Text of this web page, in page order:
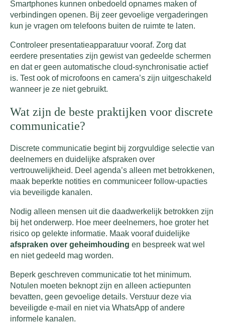
Smartphones kunnen onbedoeld opnames maken of
verbindingen openen. Bij zeer gevoelige vergaderingen
kun je vragen om telefoons buiten de ruimte te laten.
Controleer presentatieapparatuur vooraf. Zorg dat
eerdere presentaties zijn gewist van gedeelde schermen
en dat er geen automatische cloud-synchronisatie actief
is. Test ook of microfoons en camera’s zijn uitgeschakeld
wanneer je ze niet gebruikt.
Wat zijn de beste praktijken voor discrete
communicatie?
Discrete communicatie begint bij zorgvuldige selectie van
deelnemers en duidelijke afspraken over
vertrouwelijkheid. Deel agenda’s alleen met betrokkenen,
maak beperkte notities en communiceer follow-upacties
via beveiligde kanalen.
Nodig alleen mensen uit die daadwerkelijk betrokken zijn
bij het onderwerp. Hoe meer deelnemers, hoe groter het
risico op gelekte informatie. Maak vooraf duidelijke
afspraken over geheimhouding en bespreek wat wel
en niet gedeeld mag worden.
Beperk geschreven communicatie tot het minimum.
Notulen moeten beknopt zijn en alleen actiepunten
bevatten, geen gevoelige details. Verstuur deze via
beveiligde e-mail en niet via WhatsApp of andere
informele kanalen.